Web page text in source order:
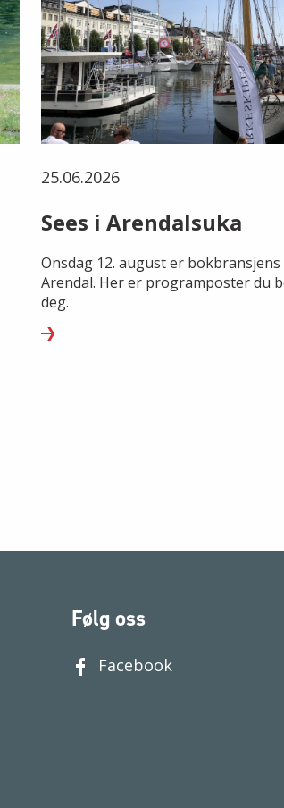
25.06.2026
Sees i Arendalsuka
Onsdag 12. august er bokbransjens
Arendal. Her er programposter du
deg.
Følg oss
Facebook